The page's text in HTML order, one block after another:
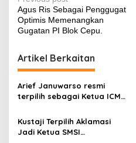
o
s
t
n
a
v
i
g
Agus Ris Sebagai Penggugat
Optimis Memenangkan
Gugatan PI Blok Cepu.
Artikel Berkaitan
Arief Januwarso resmi
terpilih sebagai Ketua ICMI
​Kustaji Terpilih Aklamasi
Jadi Ketua SMSI